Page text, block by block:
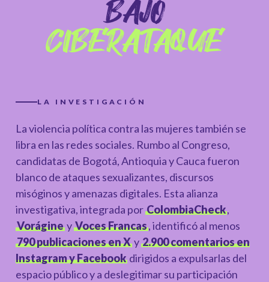
BAJO
CIBERATAQUE
LA INVESTIGACIÓN
La violencia política contra las mujeres también se
libra en las redes sociales. Rumbo al Congreso,
candidatas de Bogotá, Antioquia y Cauca fueron
blanco de ataques sexualizantes, discursos
misóginos y amenazas digitales. Esta alianza
investigativa, integrada porColombiaCheck,
Vorágine yVoces Francas, identificó al menos
790 publicaciones en X y2.900 comentarios en
Instagram y Facebook dirigidos a expulsarlas del
espacio público y a deslegitimar su participación